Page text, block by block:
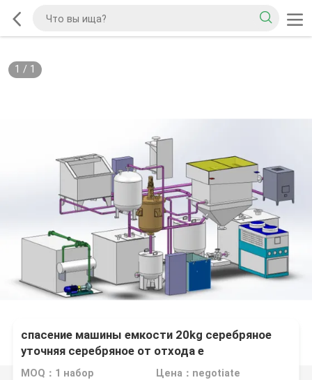
1 / 1
спасение машины емкости 20kg серебряное
уточняя серебряное от отхода e
MOQ：1 набор Цена：negotiate